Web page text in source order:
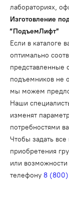
лабораториях,
Изготовление
“ПодъемЛифт”
Если в каталоге
оптимально
представленные
подъемников не
мы можем
Наши
изменят
потребностями
Чтобы задать
приобретения
или возможности
телефону 8